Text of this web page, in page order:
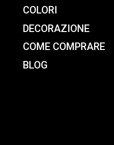
COLORI
DECORAZIONE
COME COMPRARE
BLOG